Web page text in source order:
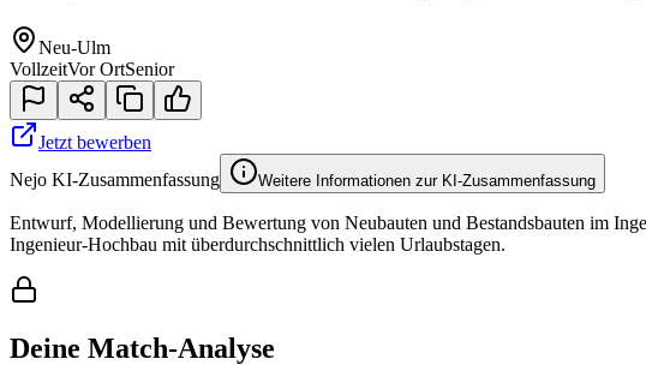
Neu-Ulm
VollzeitVor OrtSenior
Jetzt bewerben
Nejo KI-Zusammenfassung
Weitere Informationen zur KI-Zusammenfassung
Entwurf, Modellierung und Bewertung von Neubauten und Bestandsbauten im
Ingenieur-Hochbau mit überdurchschnittlich vielen Urlaubstagen.
Deine Match-Analyse